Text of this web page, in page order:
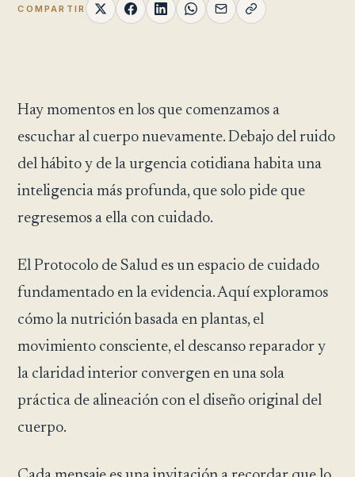
COMPARTIR
Hay momentos en los que comenzamos a
escuchar al cuerpo nuevamente. Debajo del ruido
del hábito y de la urgencia cotidiana habita una
inteligencia más profunda, que solo pide que
regresemos a ella con cuidado.
El Protocolo de Salud es un espacio de cuidado
fundamentado en la evidencia. Aquí exploramos
cómo la nutrición basada en plantas, el
movimiento consciente, el descanso reparador y
la claridad interior convergen en una sola
práctica de alineación con el diseño original del
cuerpo.